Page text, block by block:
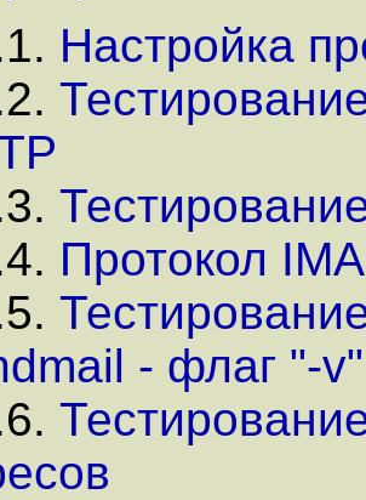
Настройка
Протокол
- флаг "-v"